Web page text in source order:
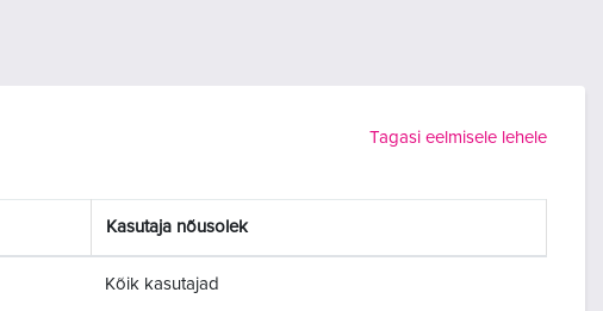
Tagasi eelmisele lehele
Kasutaja nõusolek
Kõik kasutajad